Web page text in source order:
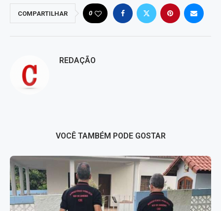
COMPARTILHAR 0
REDAÇÃO
VOCÊ TAMBÉM PODE GOSTAR